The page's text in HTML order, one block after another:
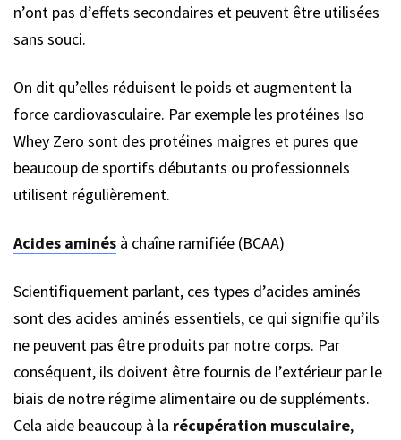
n’ont pas d’effets secondaires et peuvent être utilisées
sans souci.
On dit qu’elles réduisent le poids et augmentent la
force cardiovasculaire. Par exemple les protéines Iso
Whey Zero sont des protéines maigres et pures que
beaucoup de sportifs débutants ou professionnels
utilisent régulièrement.
Acides aminés à chaîne ramifiée (BCAA)
Scientifiquement parlant, ces types d’acides aminés
sont des acides aminés essentiels, ce qui signifie qu’ils
ne peuvent pas être produits par notre corps. Par
conséquent, ils doivent être fournis de l’extérieur par le
biais de notre régime alimentaire ou de suppléments.
Cela aide beaucoup à la récupération musculaire,